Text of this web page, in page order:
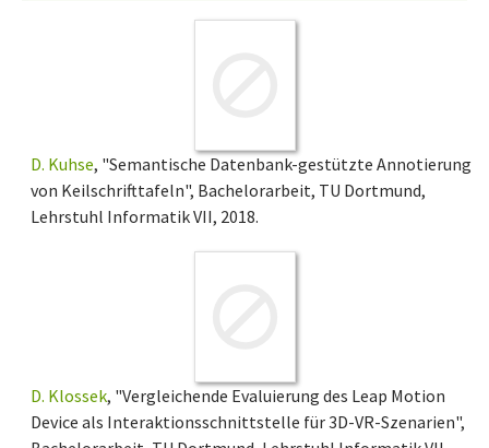
D. Kuhse, "Semantische Datenbank-gestützte Annotierung
von Keilschrifttafeln", Bachelorarbeit, TU Dortmund,
Lehrstuhl Informatik VII, 2018.
D. Klossek, "Vergleichende Evaluierung des Leap Motion
Device als Interaktionsschnittstelle für 3D-VR-Szenarien",